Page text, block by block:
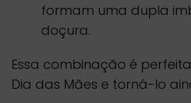
formam uma dupla
doçura.
Essa combinação é
Dia das Mães e torná-lo